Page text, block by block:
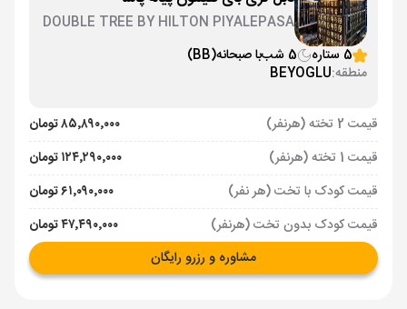
DOUBLE TREE BY HILTON PIYALEPASA
5 ستاره
5 شب با صبحانه(BB)
منطقه:BEYOGLU
قیمت 2 تخته (هرنفر)
۸۵٬۸۹۰٬۰۰۰ تومان
قیمت 1 تخته (هرنفر)
۱۲۴٬۲۹۰٬۰۰۰ تومان
قیمت کودک با تخت (هر نفر)
۶۱٬۰۹۰٬۰۰۰ تومان
قیمت کودک بدون تخت (هرنفر)
۴۷٬۴۹۰٬۰۰۰ تومان
مشاوره و رزرو رایگان